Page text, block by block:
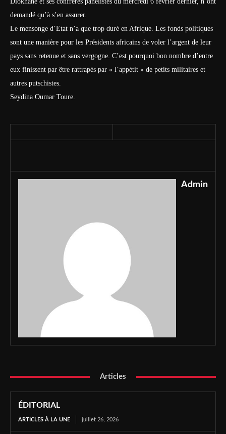
demandé qu’à s’en assurer.
Le mensonge d’Etat n’a que trop duré en Afrique. Les fonds politiques
sont une manière pour les Présidents africains de voler l’argent de leur
pays sans retenue et sans vergogne. C’est pourquoi bon nombre d’entre
eux finissent par être rattrapés par « l’appétit » de petits militaires et
autres putschistes.
Seydina Oumar Toure.
Admin
Articles
ÉDITORIAL
ARTICLES À LA UNE juillet 26, 2026